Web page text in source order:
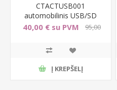
CTACTUSB001
automobilinis USB/SD
adapteris Citroen RD3
40,00 € su PVM
95,00
Į KREPŠELĮ